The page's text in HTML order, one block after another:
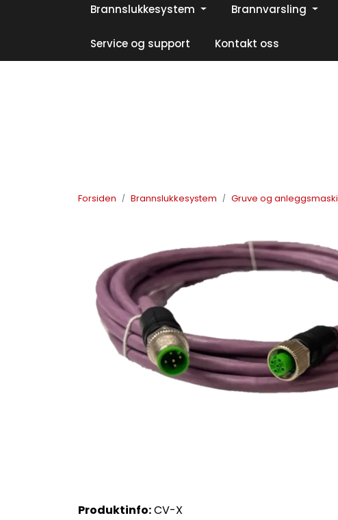
Skip to main content
Facebook | Instagram | LinkedIn
Brannslukkesystem Brannvarsling
Service og support Kontakt oss
Forsiden Brannslukkesystem Gruve og
Produktinfo:CV-X